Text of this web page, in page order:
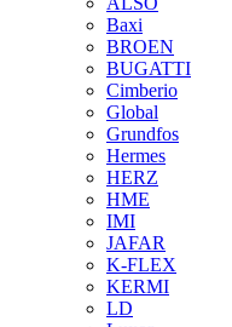
Baxi
BROEN
BUGATTI
Cimberio
Global
Grundfos
Hermes
HERZ
HME
IMI
JAFAR
K-FLEX
KERMI
LD